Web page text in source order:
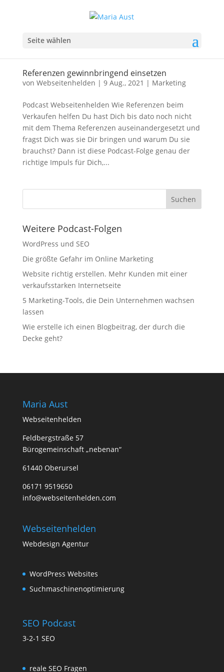
Seite wählen
Referenzen gewinnbringend einsetzen
von Webseitenhelden | 9 Aug., 2021 | Marketing
Podcast Webseitenhelden Wie Referenzen beim
Verkaufen helfen Du hast Dich bis dato noch nicht
mit dem Thema Referenzen auseinandergesetzt und
fragst Dich was sie Dir bringen und warum Du sie
brauchst? Dann ist diese Podcast-Folge genau der
richtige Impuls für Dich,...
Weitere Podcast-Folgen
WordPress und SEO
Die größte Gefahr im Online Marketing
Website richtig erstellen. Mehr Kunden mit einer
verkaufsstarken Internetseite
5 Marketing-Tools, die Dein Unternehmen wachsen
lassen
Wie erstelle ich einen Blogbeitrag, der durch die
Decke geht?
Maria Aust
Webseitenhelden
Feldbergstraße 57
Bürogemeinschaft „nebenan“
61440 Oberursel
06171 9519650
info@webseitenhelden.com
Webseitenhelden
Webdesign Agentur
WordPress Websites
Suchmaschinenoptimierung
SEO Podcast
3-2-1 SEO
reale SEO Fragen